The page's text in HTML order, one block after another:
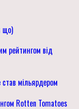
що)
рейтингом від
мільярдером
Rotten Tomatoes